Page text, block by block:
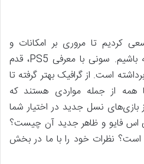
کردیم تا مروری بر امکانات و
مشخصات پی اس فایو داشته باشیم. سونی با معرفی PS5، قدم
است. از گرافیک بهتر گرفته تا
همه از جمله مواردی هستند که
بازی‌های نسل جدید در اختیار شما
اس فایو و ظاهر جدید آن چیست؟
است؟ نظرات خود را با ما در بخش